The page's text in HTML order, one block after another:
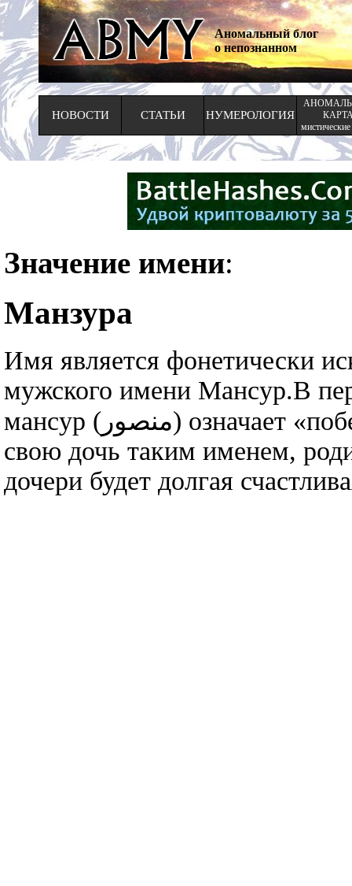
Аномальный блог
о непознанном
НОВОСТИ СТАТЬИ НУМЕРОЛОГИЯ
Значение имени:
Манзура
Имя является фонетически
мужского имени Мансур.В
мансур (منصور) означает «победоносный», «победитель».Называя
свою дочь таким именем,
дочери будет долгая